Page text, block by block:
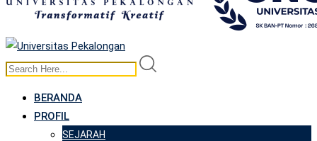
BERANDA
PROFIL
SEJARAH